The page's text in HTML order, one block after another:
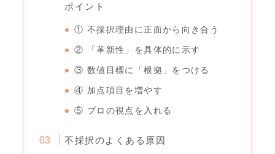
ポイント
① 不採択理由に正面から向き合う
② 「革新性」を具体的に示す
③ 数値目標に「根拠」をつける
④ 加点項目を増やす
⑤ プロの視点を入れる
不採択のよくある原因